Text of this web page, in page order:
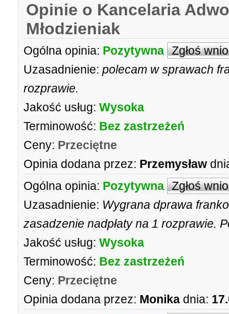
Opinie o Kancelaria
Młodzieniak
Ogólna opinia: Pozytywna Zgłoś
Uzasadnienie: polecam w sprawach
rozprawie.
Jakość usług: Wysoka
Terminowość: Bez zastrzeżeń
Ceny: Przeciętne
Opinia dodana przez: Przemysław
Ogólna opinia: Pozytywna Zgłoś
Uzasadnienie: Wygrana dprawa
zasadzenie nadpłaty na 1 rozprawie.
Jakość usług: Wysoka
Terminowość: Bez zastrzeżeń
Ceny: Przeciętne
Opinia dodana przez: Monika dnia: